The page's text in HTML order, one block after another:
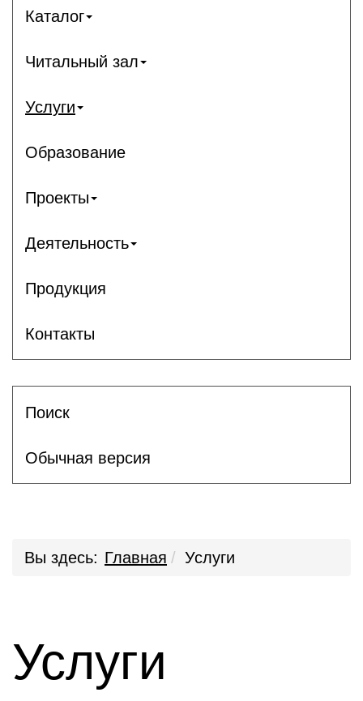
Каталог
Читальный зал
Услуги
Образование
Проекты
Деятельность
Продукция
Контакты
Поиск
Обычная версия
Вы здесь: Главная Услуги
Услуги